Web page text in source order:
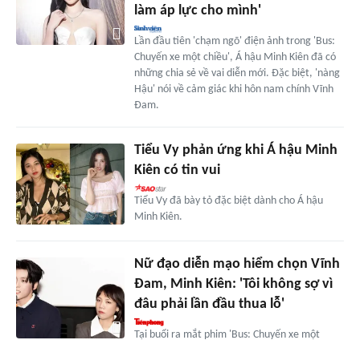
làm áp lực cho mình'
Lần đầu tiên 'chạm ngõ' điện ảnh trong 'Bus:
Chuyến xe một chiều', Á hậu Minh Kiên đã có
những chia sẻ về vai diễn mới. Đặc biệt, 'nàng
Hậu' nói về cảm giác khi hôn nam chính Vĩnh
Đam.
Tiểu Vy phản ứng khi Á hậu Minh
Kiên có tin vui
Tiểu Vy đã bày tỏ đặc biệt dành cho Á hậu
Minh Kiên.
Nữ đạo diễn mạo hiểm chọn Vĩnh
Đam, Minh Kiên: 'Tôi không sợ vì
đâu phải lần đầu thua lỗ'
Tại buổi ra mắt phim 'Bus: Chuyến xe một